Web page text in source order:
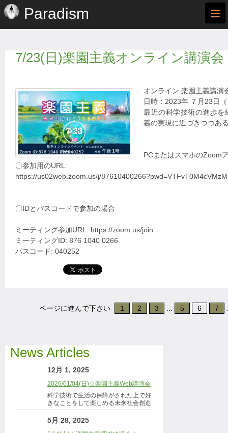
Paradism ≡
7/23(日)楽園主義オンライン講演会
オンライン 楽園主義講演
日時：2023年 ７月23日
最近の科学技術の進歩を
義の実現に近づきつつあ
PCまたはスマホのZoom
〇参加用のURL:
https://us02web.zoom.us/j/
〇IDとパスコードで参加の場合
ミーティング参加URL: https://zoom.us/join
ミーティングID: 876 1040 0266
パスコード: 040252
ページに進んで下さい 1 2 3 5 6 7
News Articles
12月 1, 2025
2026/01/04(日)☆楽園主義Web講演会
科学技術で生活の保障がされた上で好
きなことをして楽しめる未来社会創造
5月 28, 2025